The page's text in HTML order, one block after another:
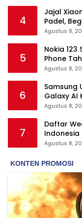
4
Jajal
Padel,
Agustus 8,
5
Nokia 123
Phone
Agustus 8,
6
Samsung
Galaxy AI
Agustus 8,
7
Daftar
Indonesia
Agustus 8,